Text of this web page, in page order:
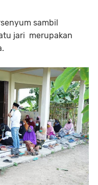
sambil
jari merupakan